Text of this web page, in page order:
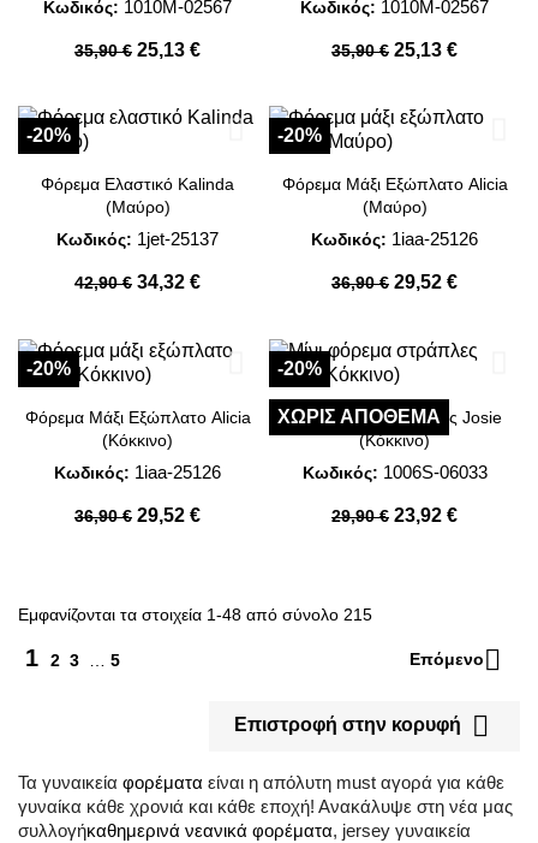
Κωδικός: 1010M-02567
35,90 € 25,13 €
Κωδικός: 1010M-02567
35,90 € 25,13 €
Φόρεμα Ελαστικό Kalinda
(Μαύρο)
Κωδικός: 1jet-25137
42,90 € 34,32 €
-20%
Φόρεμα Μάξι Εξώπλατο Alicia
(Μαύρο)
Κωδικός: 1iaa-25126
36,90 € 29,52 €
-20%
Φόρεμα Μάξι Εξώπλατο Alicia
(Κόκκινο)
Κωδικός: 1iaa-25126
36,90 € 29,52 €
-20%
Μίνι Φόρεμα Στράπλες Josie
(Κόκκινο)
Κωδικός: 1006S-06033
29,90 € 23,92 €
-20%
ΧΩΡΊΣ ΑΠΌΘΕΜΑ
Εμφανίζονται τα στοιχεία 1-48 από σύνολο 215
1 2 3 5 Επόμενο
Επιστροφή στην κορυφή 
Τα γυναικεία φορέματα είναι η απόλυτη must αγορά για κάθε
γυναίκα κάθε χρονιά και κάθε εποχή! Ανακάλυψε στη νέα μας
συλλογήκαθημερινά νεανικά φορέματα, jersey γυναικεία